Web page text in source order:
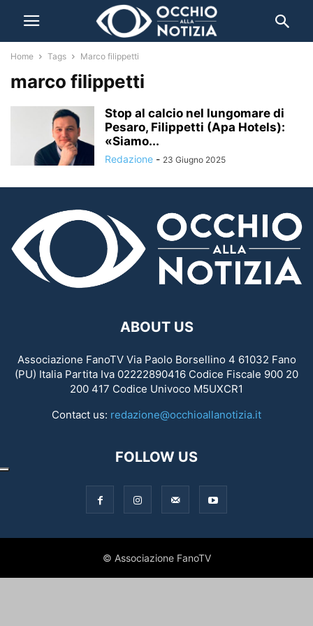
Home Tags Marco filippetti
marco filippetti
Stop al calcio nel lungomare di
Pesaro, Filippetti (Apa Hotels):
«Siamo...
Redazione - 23 Giugno 2025
ABOUT US
Associazione FanoTV Via Paolo Borsellino 4 61032 Fano
(PU) Italia Partita Iva 02222890416 Codice Fiscale 900 20
200 417 Codice Univoco M5UXCR1
Contact us: redazione@occhioallanotizia.it
FOLLOW US
© Associazione FanoTV